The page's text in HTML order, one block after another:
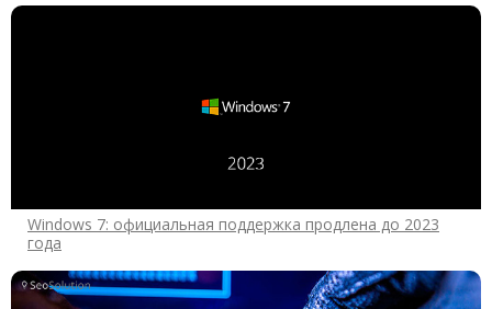
Windows 7: официальная поддержка продлена до 2023
года